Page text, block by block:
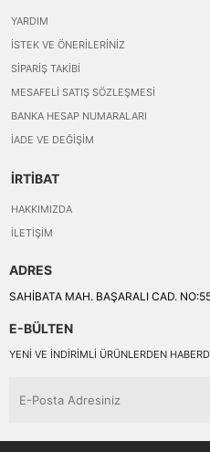
YARDIM
İSTEK VE ÖNERILERINIZ
SIPARIŞ TAKIBI
MESAFELI SATIŞ SÖZLEŞMESI
BANKA HESAP NUMARALARI
İADE VE DEĞIŞIM
İRTİBAT
HAKKIMIZDA
İLETIŞIM
ADRES
SAHİBATA MAH. BAŞARALI CAD.
E-BÜLTEN
YENI VE INDIRIMLI ÜRÜNLERDEN